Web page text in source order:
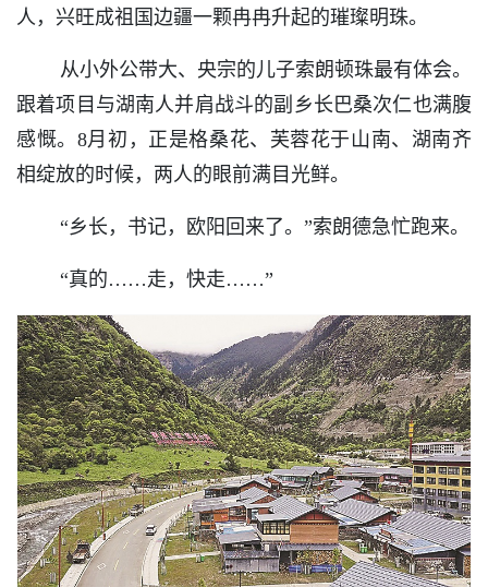
人，兴旺成祖国边疆一颗冉冉升起的璀璨明珠。
从小外公带大、央宗的儿子索朗顿珠最有体会。
跟着项目与湖南人并肩战斗的副乡长巴桑次仁也满腹
感慨。8月初，正是格桑花、芙蓉花于山南、湖南齐
相绽放的时候，两人的眼前满目光鲜。
“乡长，书记，欧阳回来了。”索朗德急忙跑来。
“真的……走，快走……”